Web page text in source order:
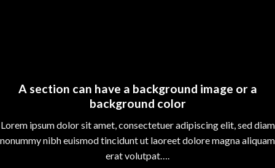
A section can have a background image or a
background color
Lorem ipsum dolor sit amet, consectetuer adipiscing elit, sed diam
nonummy nibh euismod tincidunt ut laoreet dolore magna aliquam
erat volutpat….